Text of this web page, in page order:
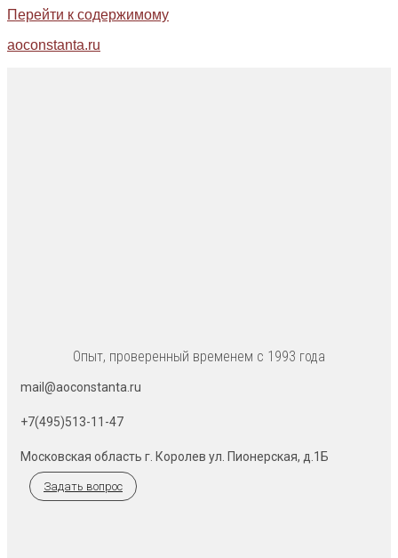
Перейти к содержимому
aoconstanta.ru
Опыт, проверенный временем с 1993 года
mail@aoconstanta.ru
+7(495)513-11-47
Московская область г. Королев ул. Пионерская, д.1Б
Задать вопрос